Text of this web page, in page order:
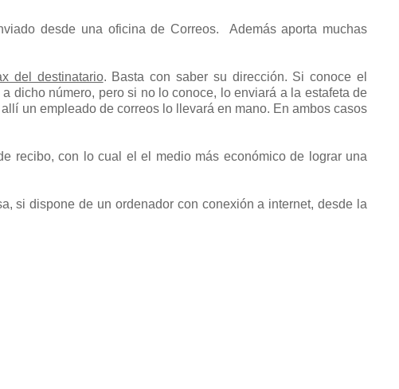
desde una oficina de Correos. Además aporta muchas
del destinatario. Basta con saber su dirección. Si conoce el
dicho número, pero si no lo conoce, lo enviará a la estafeta de
un empleado de correos lo llevará en mano. En ambos casos
recibo, con lo cual el el medio más económico de lograr una
si dispone de un ordenador con conexión a internet, desde la